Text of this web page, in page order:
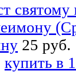
святому
25 руб.
купить в